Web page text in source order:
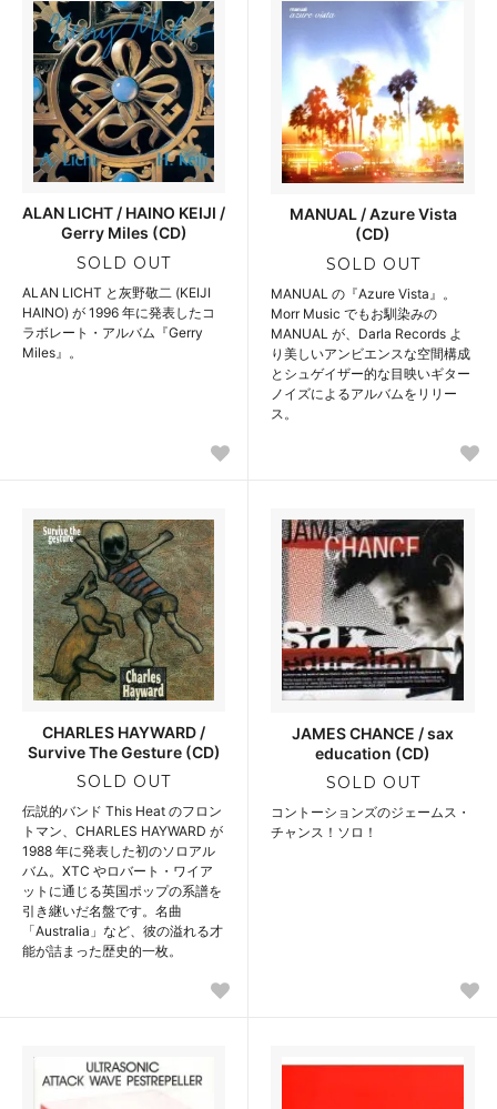
ALAN LICHT / HAINO KEIJI /
Gerry Miles (CD)
SOLD OUT
ALAN LICHT と灰野敬二 (KEIJI
HAINO) が 1996 年に発表したコ
ラボレート・アルバム『Gerry
Miles』。
MANUAL / Azure Vista
(CD)
SOLD OUT
MANUAL の『Azure Vista』。
Morr Music でもお馴染みの
MANUAL が、Darla Records よ
り美しいアンビエンスな空間構成
とシュゲイザー的な目映いギター
ノイズによるアルバムをリリー
ス。
CHARLES HAYWARD /
Survive The Gesture (CD)
SOLD OUT
伝説的バンド This Heat のフロン
トマン、CHARLES HAYWARD が
1988 年に発表した初のソロアル
バム。XTC やロバート・ワイア
ットに通じる英国ポップの系譜を
引き継いだ名盤です。名曲
「Australia」など、彼の溢れる才
能が詰まった歴史的一枚。
JAMES CHANCE / sax
education (CD)
SOLD OUT
コントーションズのジェームス・
チャンス！ソロ！